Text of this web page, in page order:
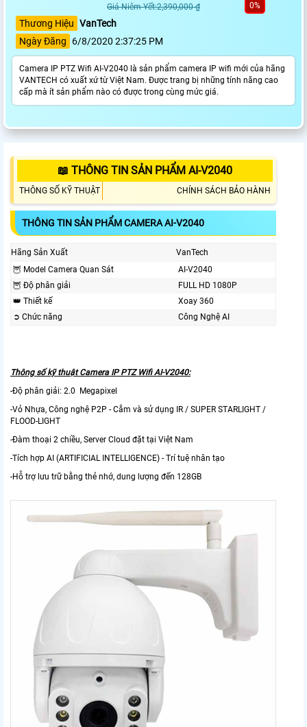
Giá Niêm Yết:2,390,000 ₫ 0%
Thương Hiệu VanTech
Ngày Đăng
6/8/2020 2:37:25 PM
Camera IP PTZ Wifi AI-V2040 là sản phẩm camera IP wifi mới của hãng
VANTECH có xuất xứ từ Việt Nam. Được trang bị những tính năng cao
cấp mà ít sản phẩm nào có được trong cùng mức giá.
📖 THÔNG TIN SẢN PHẨM AI-V2040
THÔNG SỐ KỸ THUẬT CHÍNH SÁCH BẢO HÀNH
THÔNG TIN SẢN PHẨM CAMERA AI-V2040
Hãng Sản Xuất
VanTech
🦉 Model Camera Quan Sát
AI-V2040
🦉 Độ phân giải
FULL HD 1080P
👑 Thiết kế
Xoay 360
➲ Chức năng
Công Nghệ AI
Thông số kỹ thuật Camera IP PTZ Wifi AI-V2040:
-Độ phân giải: 2.0 Megapixel
-Vỏ Nhựa, Công nghệ P2P - Cắm và sử dụng IR / SUPER STARLIGHT /
FLOOD-LIGHT
-Đàm thoại 2 chiều, Server Cloud đặt tại Việt Nam
-Tích hợp AI (ARTIFICIAL INTELLIGENCE) - Trí tuệ nhân tạo
-Hỗ trợ lưu trữ bằng thẻ nhớ, dung lượng đến 128GB